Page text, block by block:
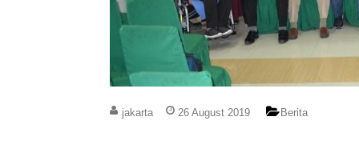
jakarta 26 August 2019 Berita